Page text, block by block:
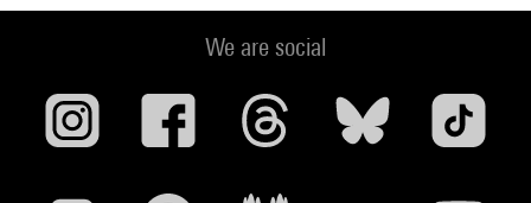
We are social